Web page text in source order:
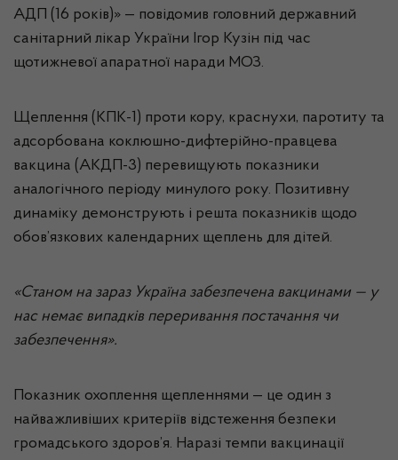
АДП (16 років)» — повідомив головний державний
санітарний лікар України Ігор Кузін під час
щотижневої апаратної наради МОЗ.
Щеплення (КПК-1) проти кору, краснухи, паротиту та
адсорбована коклюшно-дифтерійно-правцева
вакцина (АКДП-3) перевищують показники
аналогічного періоду минулого року. Позитивну
динаміку демонструють і решта показників щодо
обов’язкових календарних щеплень для дітей.
«Станом на зараз Україна забезпечена вакцинами — у
нас немає випадків переривання постачання чи
забезпечення».
Показник охоплення щепленнями — це один з
найважливіших критеріїв відстеження безпеки
громадського здоров’я. Наразі темпи вакцинації